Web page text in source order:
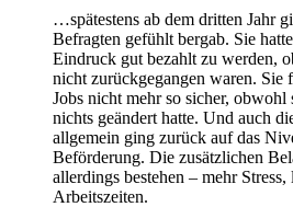
…spätestens ab dem dritten Jahr
Befragten gefühlt bergab. Sie
Eindruck gut bezahlt zu werden,
nicht zurückgegangen waren. Sie
Jobs nicht mehr so sicher, obwohl
nichts geändert hatte. Und auch
allgemein ging zurück auf das
Beförderung. Die zusätzlichen
allerdings bestehen – mehr Stress,
Arbeitszeiten.